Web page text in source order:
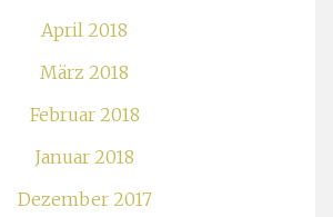
April 2018
März 2018
Februar 2018
Januar 2018
Dezember 2017